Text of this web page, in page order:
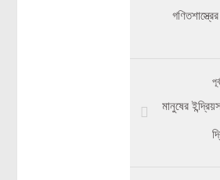
মানুষের